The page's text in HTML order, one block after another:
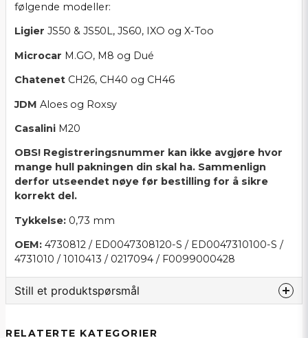
følgende modeller:
Ligier JS50 & JS50L, JS60, IXO og X-Too
Microcar M.GO, M8 og Dué
Chatenet CH26, CH40 og CH46
JDM Aloes og Roxsy
Casalini M20
OBS! Registreringsnummer kan ikke avgjøre hvor
mange hull pakningen din skal ha. Sammenlign
derfor utseendet nøye før bestilling for å sikre
korrekt del.
Tykkelse: 0,73 mm
OEM: 4730812 / ED0047308120-S / ED0047310100-S /
4731010 / 1010413 / 0217094 / F0099000428
Still et produktspørsmål
Spør oss noe om dette produktet...
RELATERTE KATEGORIER